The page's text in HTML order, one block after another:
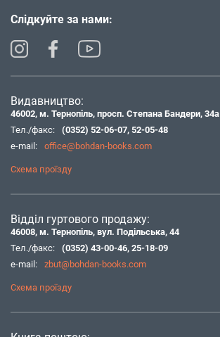
Слідкуйте за нами:
Видавництво:
46002, м. Тернопіль, просп. Степана Бандери, 34а
Тел./факс:
(0352) 52-06-07, 52-05-48
e-mail:
office@bohdan-books.com
Схема проїзду
Відділ гуртового продажу:
46008, м. Тернопіль, вул. Подільська, 44
Тел./факс:
(0352) 43-00-46, 25-18-09
e-mail:
zbut@bohdan-books.com
Схема проїзду